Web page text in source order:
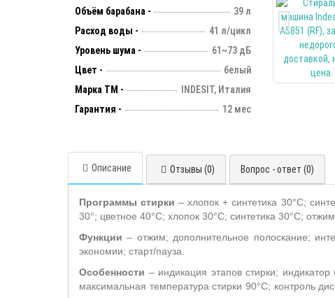
Объём барабана -
39 л
Расход воды -
41 л/цикл
Уровень шума -
61~73 дБ
Цвет -
белый
Марка ТМ -
INDESIT, Италия
Гарантия -
12 мес
Описание Отзывы (0) Вопрос - ответ (0)
Программы стирки– хлопок + синтетика 30°С;
30°; цветное 40°С; хлопок 30°С; синтетика 30°С;
Функции– отжим; дополнительное полоскание;
экономии; старт/пауза.
Особенности – индикация этапов стирки;
максимальная температура стирки 90°С; контроль